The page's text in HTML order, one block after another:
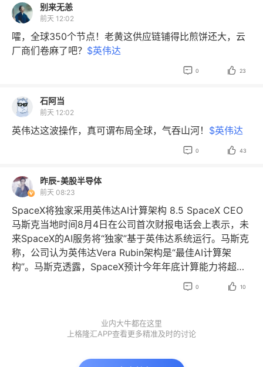
面孔” 值得注意的是，从景林资产二季度末美股持仓新面
孔来看，尽管减持了多只AI相关标的，但其对AI产业链依
旧高度关注，只是方向发生了变化。 数据显示，截至今年
二季度末，景林资产持有光刻机巨头阿斯麦7070股，期末
持股市值为1406.5万美元。 据公开资料，二季度阿斯麦实
亿欧元，市场预期26.4亿欧元。 阿斯麦首席执行官克里斯
托夫·富凯（Christophe Fouquet）在财报声明中表示，
旺盛的终端市场需求促使客户加大资本开支，从今年开
始，市场的设备需求大幅增加。基于此，阿斯麦也在同步
产二季度建仓的另一家公司，则是数字新基建龙头企业
——世纪互联。 据悉，世纪互联致力于为客户提供业界领
先的数据中心、智算中心（AIDC）、网络以及基于数据中
心的云计算交换连接、混合交付等云计算综合服务及解决
方案，打造具有核心技术、超大规模运营能力、高附加值
的数字基础设施运营平台。
育行业减少5万个岗位。零售贸易减少1.9万。金融活动减
少1.4万，自2025年5月以来累计减少12.1万人。医疗保健
虽然新增了2.2万，但增速已经低于过去12个月的平均水
平。 薪资方面，平均时薪环比只涨了2美分。说白了——
就业在缩、人在退、工资不涨。除了通胀还在高位，经济
美股期指拉升。数据一出：现货黄金涨超3%，突破4370
美元COMEX黄金期货突破4400美元现货白银涨超5%，
纳指期货涨1.24%，美元指数大跌至99.41交易员迅速下调
什么偏偏是现在？你有没有发现一个规律？科技股涨→放
就是这么压出来的，顺便稳美元、砸黄金。 科技股跌→放
降息预期。最近全球股市回调，美国立马改口。霍尔木兹
不打了，油价下来了，就业数据也“恰好”做差了。 霍尔木
兹海峡开开关关当辅助。别人用万亿资金托市，反复做
T。老美全靠用嘴喊操纵预期，全程0成本。 3、美国真正
看重的是什么？股市，尤其是科技股。它的目标就两个：
涨，但要慢慢涨跌，但不能崩盘 所有操作——加息预期、
降息预期、地缘政治放风、就业数据“调整”——都是在为
股和港股投资者来说，美元走弱意味着资金回流新兴市场
的概率增加。 但别高兴太早。预期可以随时反转。下个月
别来无恙
前天 12:02
嚯，全球350个节点！老黄这供应链铺得比煎饼还大，云
厂商们卷麻了吧？ $英伟达
 0  23
石阿当
前天 12:02
英伟达这波操作，真可谓布局全球，气吞山河！ $英伟达
 0  43
昨辰-美股半导体
前天 08:23
SpaceX将独家采用英伟达AI计算架构 8.5 SpaceX CEO
马斯克当地时间8月4日在公司首次财报电话会上表示，未
来SpaceX的AI服务将“独家”基于英伟达系统运行。马斯克
称，公司认为英伟达Vera Rubin架构是“最佳AI计算架
构”。马斯克透露，SpaceX预计今年年底计算能力将超过
2吉瓦（GW），明年底前将接近10吉瓦。同时，公司计划
$英伟达
 0  10
业内大牛都在这里
上格隆汇APP查看更多精准及时的讨论